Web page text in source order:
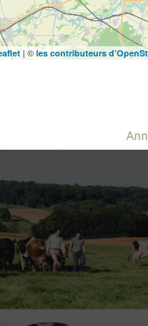
| © les contributeurs